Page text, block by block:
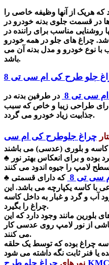
هریک از آنها وظیفه خاصی را
در قسمت جلوی بدنه خودرو در
روشنایی مناسب برای راننده در
چراغ های جلو در همه خودرو
نوع خودرو و مدل بدنه آن می
باشد.
سی تی 8
در طرفین بدنه در
طراحی زیبا و خاص که سبب
جذابیت زیاد خودرو می گردد.
♣ کاسه چراغ از نظر ظاهری گرد بوده و برای انعکاس بهتر نور
سی تی 8
که دارای قسمتی
با کاسه یکپارچه می باشد. این
آب و گرد و غبار به داخل کاسه
چراغ را بگیرد.
مانند وجود دارد که این
از نور لامپ روی عدسی کار
می کنند.
چراغ بوده که توسط یک حلقه